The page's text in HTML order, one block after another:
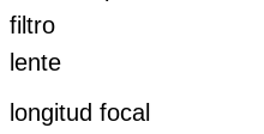
filtro
lente
longitud focal